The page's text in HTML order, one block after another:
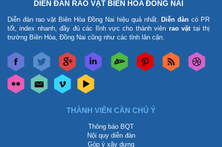
DIỄN ĐÀN RAO VẶT BIÊN HÒA ĐỒNG NAI
Diễn đàn rao vặt Biên Hòa Đồng Nai hiệu quả nhất. Diễn đàn có PR
tốt, index nhanh, đầy đủ các lĩnh vực cho thành viên rao vặt tại thị
trường Biên Hòa, Đồng Nai cũng như các tỉnh lân cận.
THÀNH VIÊN CẦN CHÚ Ý
Thông báo BQT
Nội quy diễn đàn
Góp ý xây dựng